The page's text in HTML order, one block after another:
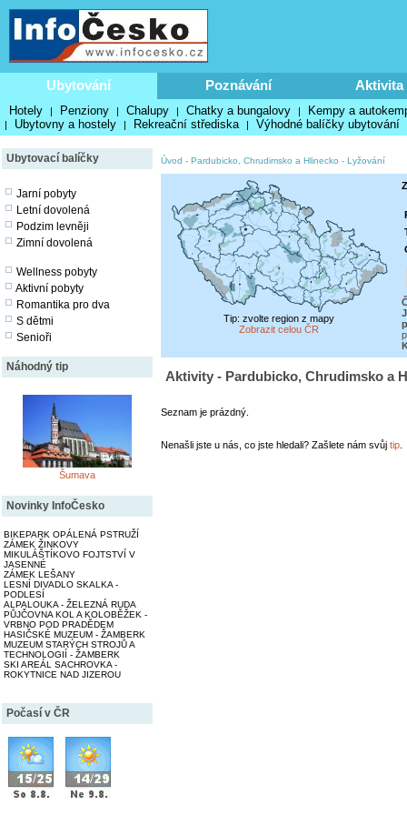
Ubytování Poznávání Aktivita
Hotely | Penziony | Chalupy | Chatky a bungalovy | Kempy a
| Ubytovny a hostely | Rekreační střediska | Výhodné balíčky ubytování
Ubytovací balíčky
Jarní pobyty
Letní dovolená
Podzim levněji
Zimní dovolená
Wellness pobyty
Aktivní pobyty
Romantika pro dva
S dětmi
Senioři
Náhodný tip
Šumava
Novinky InfoČesko
BIKEPARK OPÁLENÁ PSTRUŽÍ
ZÁMEK ŽINKOVY
MIKULÁŠTÍKOVO FOJTSTVÍ V
JASENNÉ
ZÁMEK LEŠANY
LESNÍ DIVADLO SKALKA -
PODLESÍ
ALPALOUKA - ŽELEZNÁ RUDA
PŮJČOVNA KOL A KOLOBĚŽEK -
VRBNO POD PRADĚDEM
HASIČSKÉ MUZEUM - ŽAMBERK
MUZEUM STARÝCH STROJŮ A
TECHNOLOGIÍ - ŽAMBERK
SKI AREÁL SACHROVKA -
ROKYTNICE NAD JIZEROU
Počasí v ČR
Úvod - Pardubicko, Chrudimsko a Hlinecko - Lyžování
Tip: zvolte region z mapy
Zobrazit celou ČR
Aktivity - Pardubicko, Chrudimsko a
Seznam je prázdný.
Nenašli jste u nás, co jste hledali? Zašlete nám svůj tip